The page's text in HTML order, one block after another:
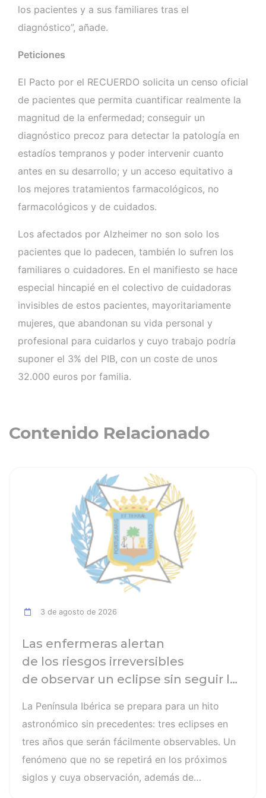
los pacientes y a sus familiares tras el
diagnóstico”, añade.
Peticiones
El Pacto por el RECUERDO solicita un censo oficial
de pacientes que permita cuantificar realmente la
magnitud de la enfermedad; conseguir un
diagnóstico precoz para detectar la patología en
estadíos tempranos y poder intervenir cuanto
antes en su desarrollo; y un acceso equitativo a
los mejores tratamientos farmacológicos, no
farmacológicos y de cuidados.
Los afectados por Alzheimer no son solo los
pacientes que lo padecen, también lo sufren los
familiares o cuidadores. En el manifiesto se hace
especial hincapié en el colectivo de cuidadoras
invisibles de estos pacientes, mayoritariamente
mujeres, que abandonan su vida personal y
profesional para cuidarlos y cuyo trabajo podría
suponer el 3% del PIB, con un coste de unos
32.000 euros por familia.
Contenido Relacionado
3 de agosto de 2026
Las enfermeras alertan
de los riesgos irreversibles
de observar un eclipse sin seguir las
solar es el mayor de los peligros
La Península Ibérica se prepara para un hito
astronómico sin precedentes: tres eclipses en
tres años que serán fácilmente observables. Un
fenómeno que no se repetirá en los próximos
siglos y cuya observación, además de